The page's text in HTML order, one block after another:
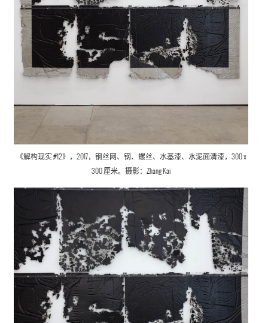
《解构现实 #12》，2017，钢丝网、钢、螺丝、水基漆、水泥面清漆，300 x
300 厘米。摄影：Zhang Kai